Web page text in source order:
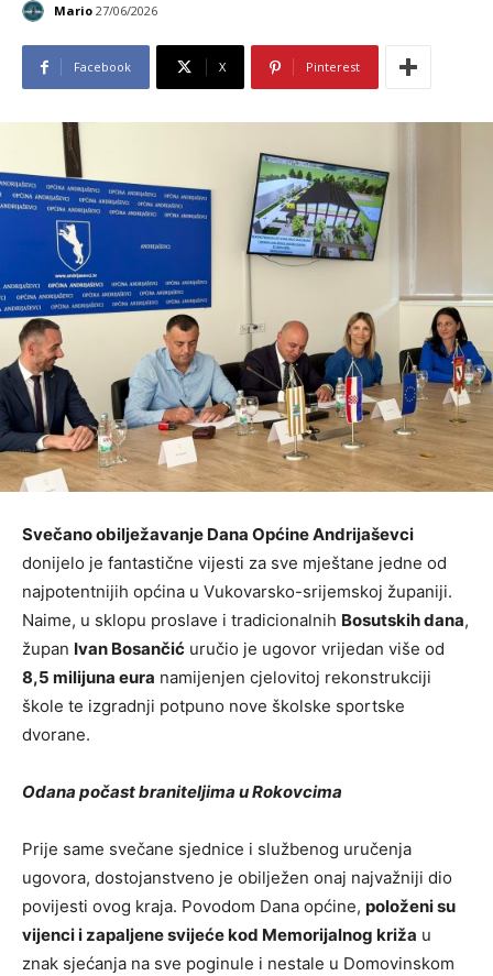
Mario 27/06/2026
Facebook X Pinterest
Svečano obilježavanje Dana Općine Andrijaševci
donijelo je fantastične vijesti za sve mještane jedne od
najpotentnijih općina u Vukovarsko-srijemskoj županiji.
Naime, u sklopu proslave i tradicionalnih Bosutskih dana,
župan Ivan Bosančić uručio je ugovor vrijedan više od
8,5 milijuna eura namijenjen cjelovitoj rekonstrukciji
škole te izgradnji potpuno nove školske sportske
dvorane.
Odana počast braniteljima u Rokovcima
Prije same svečane sjednice i službenog uručenja
ugovora, dostojanstveno je obilježen onaj najvažniji dio
povijesti ovog kraja. Povodom Dana općine, položeni su
vijenci i zapaljene svijeće kod Memorijalnog križa u
znak sjećanja na sve poginule i nestale u Domovinskom